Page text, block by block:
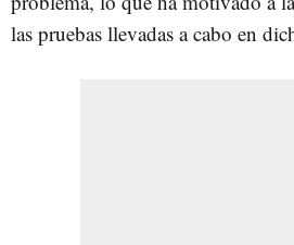
las pruebas llevadas a cabo en